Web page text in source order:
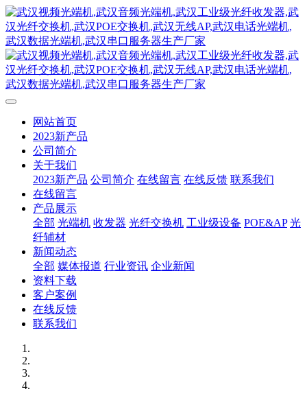
网站首页
2023新产品
公司简介
关于我们
2023新产品 公司简介 在线留言 在线反馈 联系我们
在线留言
产品展示
全部 光端机 收发器 光纤交换机 工业级设备 POE&AP 光
纤辅材
新闻动态
全部 媒体报道 行业资讯 企业新闻
资料下载
客户案例
在线反馈
联系我们